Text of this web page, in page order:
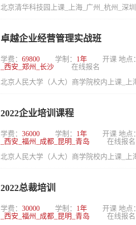
北京清华科技园上课_上海_广州_杭州_深
卓越企业经营管理实战班
学费： 69800 学制： 1年 开课 地点：
_西安_郑州_长沙
在线报名
北京人民大学（人大）商学院校内上课_上
2022企业培训课程
学费： 36000 学制： 1年 开课 地点：
_西安_福州_成都_昆明_青岛
在线报名
北京人民大学（人大）商学院校内上课_上
2022总裁培训
学费： 30000 学制： 1年 开课 地点：
_西安_福州_成都_昆明_青岛
在线报名